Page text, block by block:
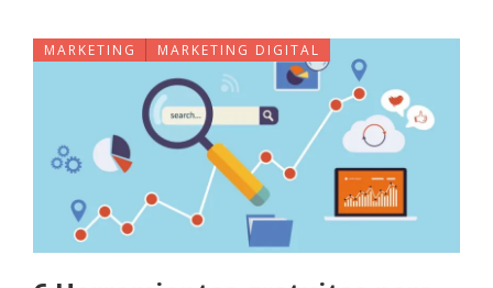
MARKETING MARKETING DIGITAL